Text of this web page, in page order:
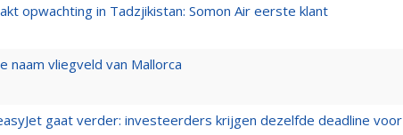
opwachting in Tadzjikistan: Somon Air eerste klant
naam vliegveld van Mallorca
gaat verder: investeerders krijgen dezelfde deadline voor